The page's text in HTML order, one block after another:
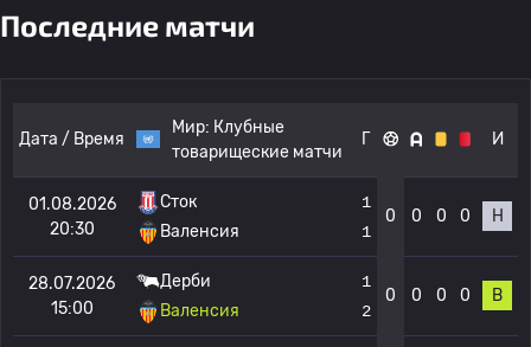
Последние матчи
Дата / Время
Мир: Клубные
товарищеские матчи
Г И
01.08.2026
20:30
Сток
Валенсия
1
1
0 0 0 0 Н
28.07.2026
15:00
Дерби
Валенсия
1
2
0 0 0 0 В